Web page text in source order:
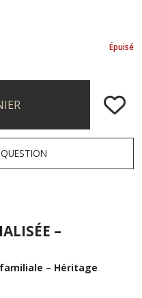
Épuisé
–
– Héritage